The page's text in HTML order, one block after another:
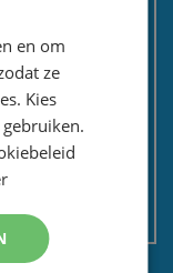
en om
ze
Kies